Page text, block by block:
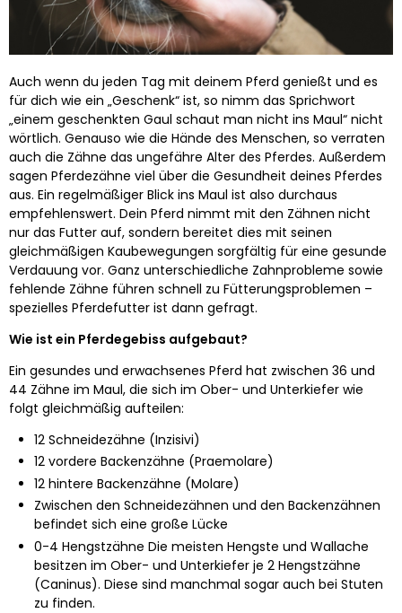
Auch wenn du jeden Tag mit deinem Pferd genießt und es
für dich wie ein „Geschenk“ ist, so nimm das Sprichwort
„einem geschenkten Gaul schaut man nicht ins Maul“ nicht
wörtlich. Genauso wie die Hände des Menschen, so verraten
auch die Zähne das ungefähre Alter des Pferdes. Außerdem
sagen Pferdezähne viel über die Gesundheit deines Pferdes
aus. Ein regelmäßiger Blick ins Maul ist also durchaus
empfehlenswert. Dein Pferd nimmt mit den Zähnen nicht
nur das Futter auf, sondern bereitet dies mit seinen
gleichmäßigen Kaubewegungen sorgfältig für eine gesunde
Verdauung vor. Ganz unterschiedliche Zahnprobleme sowie
fehlende Zähne führen schnell zu Fütterungsproblemen –
spezielles Pferdefutter ist dann gefragt.
Wie ist ein Pferdegebiss aufgebaut?
Ein gesundes und erwachsenes Pferd hat zwischen 36 und
44 Zähne im Maul, die sich im Ober- und Unterkiefer wie
folgt gleichmäßig aufteilen:
12 Schneidezähne (Inzisivi)
12 vordere Backenzähne (Praemolare)
12 hintere Backenzähne (Molare)
Zwischen den Schneidezähnen und den Backenzähnen
befindet sich eine große Lücke
0-4 Hengstzähne Die meisten Hengste und Wallache
besitzen im Ober- und Unterkiefer je 2 Hengstzähne
(Caninus). Diese sind manchmal sogar auch bei Stuten
zu finden.